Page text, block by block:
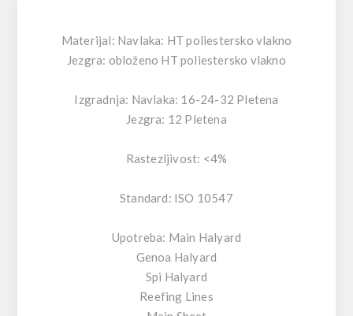
Materijal: Navlaka: HT poliestersko vlakno
Jezgra: obloženo HT poliestersko vlakno
Izgradnja: Navlaka: 16-24-32 Pletena
Jezgra: 12 Pletena
Rastezljivost: <4%
Standard: ISO 10547
Upotreba: Main Halyard
Genoa Halyard
Spi Halyard
Reefing Lines